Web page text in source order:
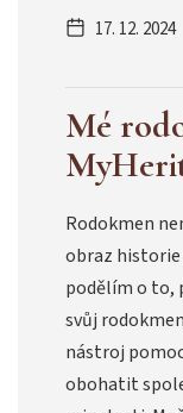
17. 12. 2024
Mé
Rodokmen
obraz historie
podělím o to,
svůj
nástroj
obohatit